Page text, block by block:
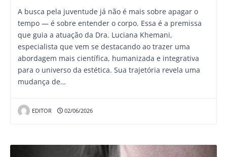
A busca pela juventude já não é mais sobre apagar o
tempo — é sobre entender o corpo. Essa é a premissa
que guia a atuação da Dra. Luciana Khemani,
especialista que vem se destacando ao trazer uma
abordagem mais científica, humanizada e integrativa
para o universo da estética. Sua trajetória revela uma
mudança de…
EDITOR 02/06/2026